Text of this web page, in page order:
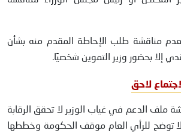
مناقشة طلب الإحاطة المقدم منه بشأن
إلا بحضور وزير التموين شخصيًا.
لاحق
ملف الدعم في غياب الوزير لا تحقق الرقابة
ولا توضح للرأي العام موقف الحكومة وخططها